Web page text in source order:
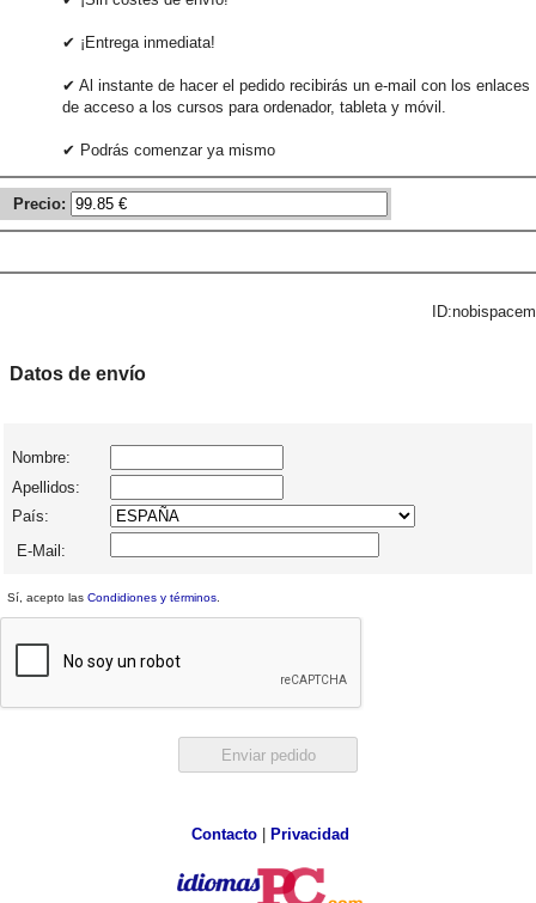
✔ ¡Entrega inmediata!
✔ Al instante de hacer el pedido recibirás un e-mail con los enlaces
de acceso a los cursos para ordenador, tableta y móvil.
✔ Podrás comenzar ya mismo
Precio:
ID:nobispacem
Datos de envío
Nombre:
Apellidos:
País:
E-Mail:
Sí, acepto las Condidiones y términos.
Contacto| Privacidad